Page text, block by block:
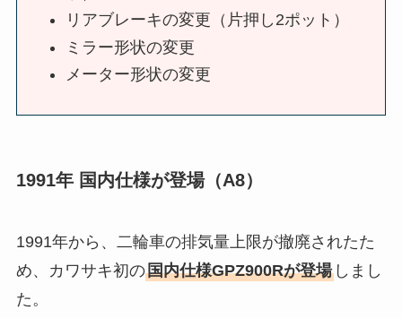
リアブレーキの変更（片押し2ポット）
ミラー形状の変更
メーター形状の変更
1991年 国内仕様が登場（A8）
1991年から、二輪車の排気量上限が撤廃されたた
め、カワサキ初の国内仕様GPZ900Rが登場しまし
た。